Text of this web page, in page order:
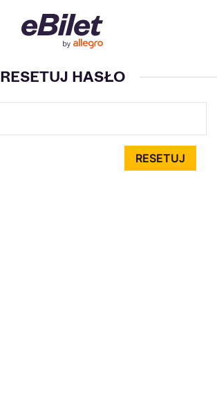
RESETUJ HASŁO
RESETUJ